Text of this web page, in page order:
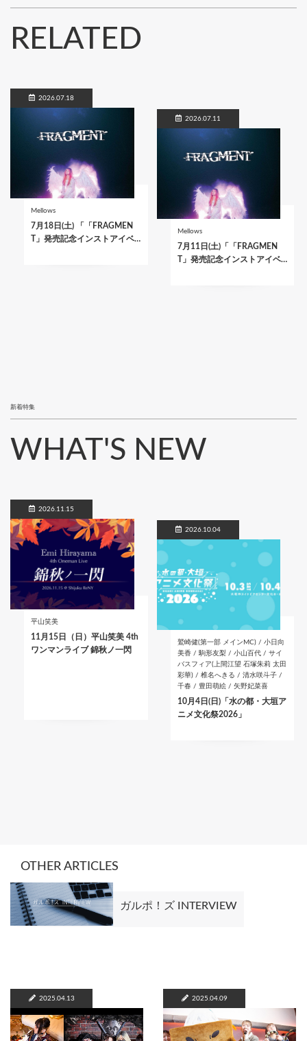
RELATED
2026.07.18
Mellows
7月18日(土) 「「FRAGMEN
T」発売記念インストアイベ…
2026.07.11
Mellows
7月11日(土)「「FRAGMEN
T」発売記念インストアイベ…
新着特集
WHAT'S NEW
2026.11.15
平山笑美
11月15日（日）平山笑美 4th
ワンマンライブ 錦秋ノ一閃
2026.10.04
鷲崎健(第一部 メインMC) / 小日向
美香 / 駒形友梨 / 小山百代 / サイ
バスフィア(上間江望 石塚朱莉 太田
彩華) / 椎名へきる / 清水咲斗子 /
千春 / 豊田萌絵 / 矢野妃菜喜
10月4日(日)「水の都・大垣ア
ニメ文化祭2026」
OTHER ARTICLES
ガルポ！ズ INTERVIEW
2025.04.13 2025.04.09